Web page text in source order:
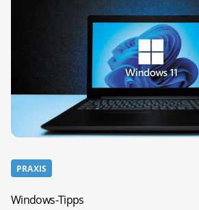
PRAXIS
Windows-Tipps